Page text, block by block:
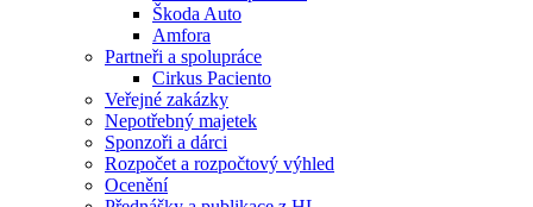
Škoda Auto
Amfora
Partneři a spolupráce
Cirkus Paciento
Veřejné zakázky
Nepotřebný majetek
Sponzoři a dárci
Rozpočet a rozpočtový výhled
Ocenění